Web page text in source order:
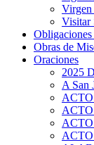
Virgen
Visitar
Obligaciones
Obras de
Oraciones
2025
A San